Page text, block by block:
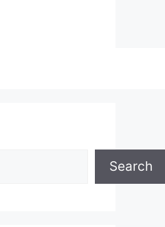
Search